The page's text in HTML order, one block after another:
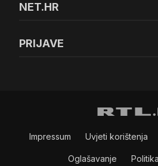
NET.HR
PRIJAVE
Impressum Uvjeti korištenja
Oglašavanje